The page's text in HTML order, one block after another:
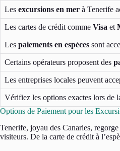
Les excursions en mer à Tenerife
Les cartes de crédit comme Visa et
Les paiements en espèces sont
Certains opérateurs proposent des
Les entreprises locales peuvent
Vérifiez les options exactes lors de
Options de Paiement pour les
Tenerife, joyau des Canaries,
visiteurs. De la carte de crédit à